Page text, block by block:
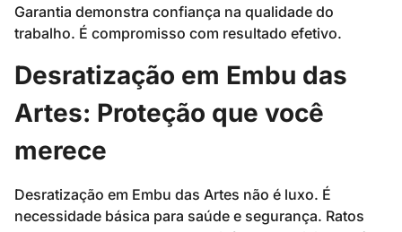
Garantia demonstra confiança na qualidade do
trabalho. É compromisso com resultado efetivo.
Desratização em Embu das
Artes: Proteção que você
merece
Desratização em Embu das Artes não é luxo. É
necessidade básica para saúde e segurança. Ratos